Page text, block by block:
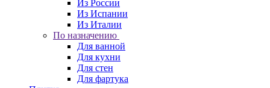
Из России
Из Испании
Из Италии
По назначению
Для ванной
Для кухни
Для стен
Для фартука